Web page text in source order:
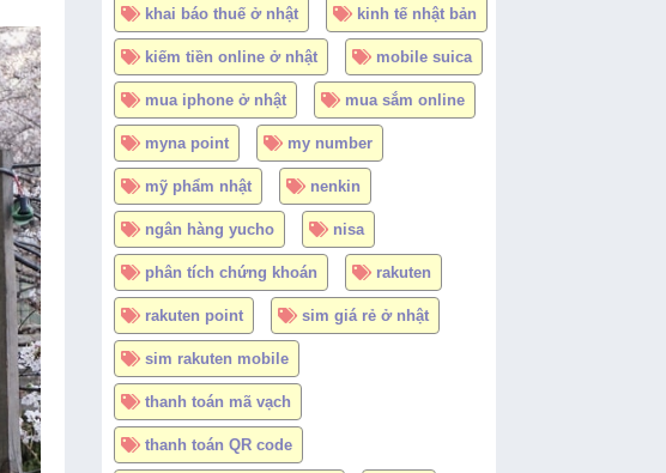
khai báo thuế ở nhật kinh tế nhật bản
kiếm tiền online ở nhật mobile suica
mua iphone ở nhật mua sắm online
myna point my number
mỹ phẩm nhật nenkin
ngân hàng yucho nisa
phân tích chứng khoán rakuten
rakuten point sim giá rẻ ở nhật
sim rakuten mobile
thanh toán mã vạch
thanh toán QR code